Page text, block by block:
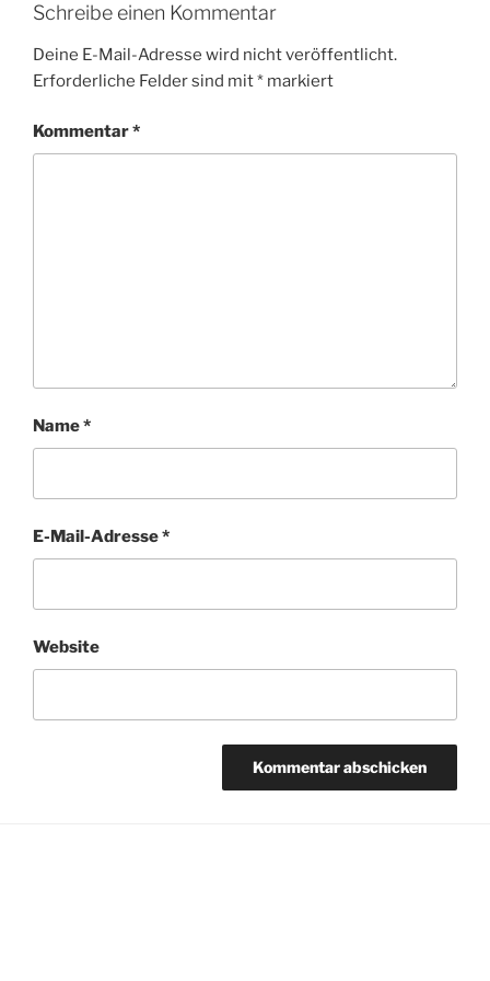
Schreibe einen Kommentar
Deine E-Mail-Adresse wird nicht veröffentlicht.
Erforderliche Felder sind mit* markiert
Kommentar*
Name*
E-Mail-Adresse*
Website